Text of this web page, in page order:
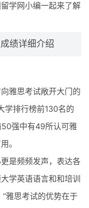
学网小编一起来了解
绩详细介绍
雅思考试敞开大门的
学排行榜前130名的
强中有49所认可雅
。
是频频发声，表达各
学英语语言和和培训
雅思考试的优势在于